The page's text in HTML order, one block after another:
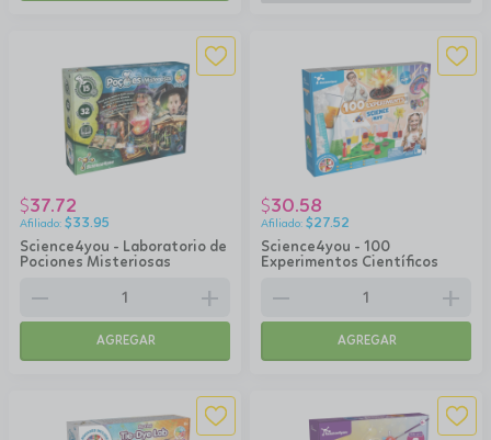
Science4you - Laboratorio de
Pociones Misteriosas
$37.72
$33.95
remove add
AGREGAR
Science4you - 100
Experimentos Científicos
$30.58
$27.52
remove add
AGREGAR